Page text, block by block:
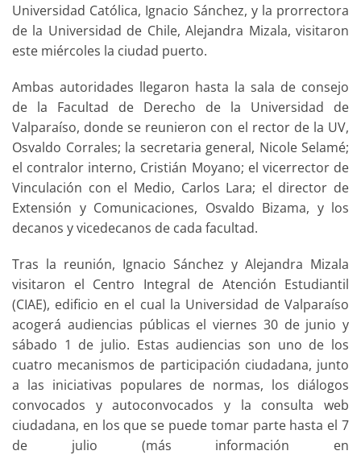
Universidad Católica, Ignacio Sánchez, y la prorrectora
de la Universidad de Chile, Alejandra Mizala, visitaron
este miércoles la ciudad puerto.
Ambas autoridades llegaron hasta la sala de consejo
de la Facultad de Derecho de la Universidad de
Valparaíso, donde se reunieron con el rector de la UV,
Osvaldo Corrales; la secretaria general, Nicole Selamé;
el contralor interno, Cristián Moyano; el vicerrector de
Vinculación con el Medio, Carlos Lara; el director de
Extensión y Comunicaciones, Osvaldo Bizama, y los
decanos y vicedecanos de cada facultad.
Tras la reunión, Ignacio Sánchez y Alejandra Mizala
visitaron el Centro Integral de Atención Estudiantil
(CIAE), edificio en el cual la Universidad de Valparaíso
acogerá audiencias públicas el viernes 30 de junio y
sábado 1 de julio. Estas audiencias son uno de los
cuatro mecanismos de participación ciudadana, junto
a las iniciativas populares de normas, los diálogos
convocados y autoconvocados y la consulta web
ciudadana, en los que se puede tomar parte hasta el 7
de julio (más información en